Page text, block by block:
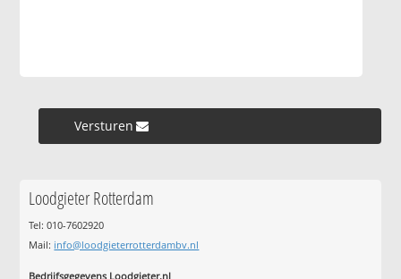
Versturen »
Loodgieter Rotterdam
Tel: 010-7602920
Mail: info@loodgieterrotterdambv.nl
Bedrijfsgegevens Loodgieter.nl